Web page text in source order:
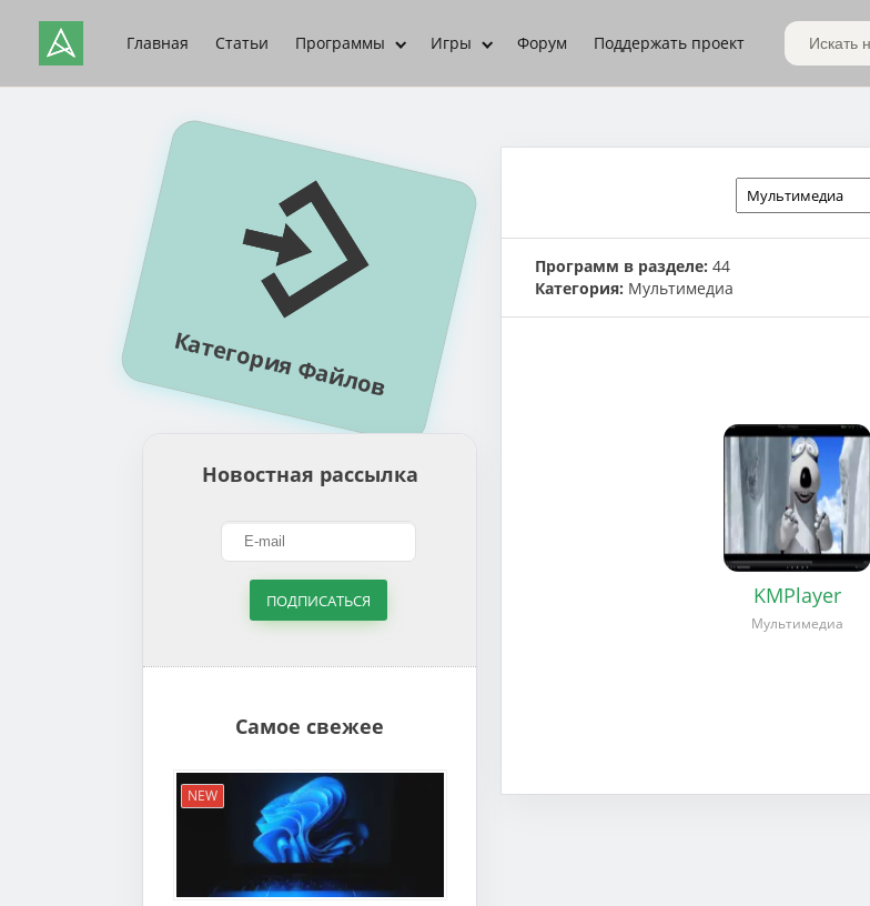
Главная Статьи Программы Игры Форум Поддержать проект Поиск по
Категория Файлов
Программ в разделе: 44
Категория: Мультимедиа
KMPlayer
Мультимедиа
Новостная рассылка
ПОДПИСАТЬСЯ
Самое свежее
NEW